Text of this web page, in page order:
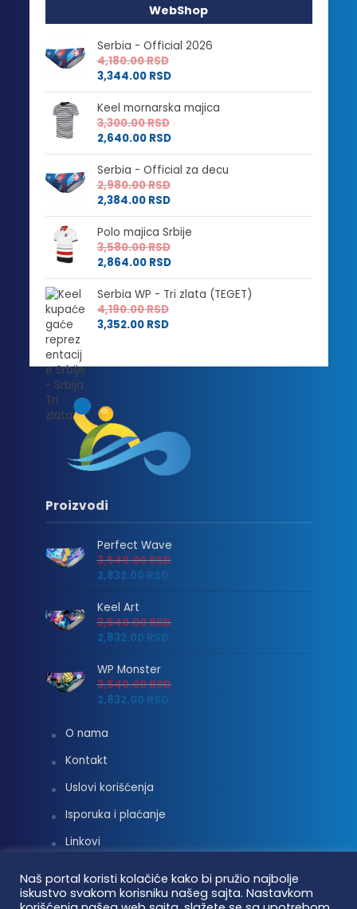
WebShop
Serbia - Official 2026
4,180.00RSD
3,344.00 RSD
Keel mornarska majica
3,300.00RSD
2,640.00 RSD
Serbia - Official za decu
2,980.00RSD
2,384.00 RSD
Polo majica Srbije
3,580.00RSD
2,864.00 RSD
Serbia WP - Tri zlata (TEGET)
4,190.00RSD
3,352.00 RSD
Proizvodi
Perfect Wave
3,540.00RSD
2,832.00 RSD
Keel Art
3,540.00RSD
2,832.00 RSD
WP Monster
3,540.00RSD
2,832.00 RSD
O nama
Kontakt
Uslovi korišćenja
Isporuka i plaćanje
Linkovi
Naš portal koristi kolačiće kako bi pružio najbolje
iskustvo svakom korisniku našeg sajta. Nastavkom